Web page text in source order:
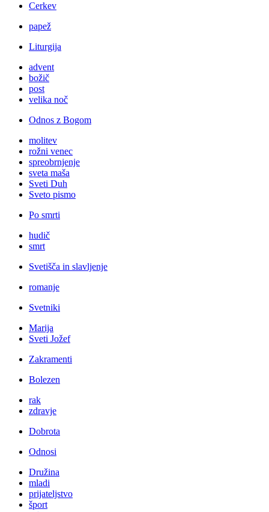
Cerkev
papež
Liturgija
advent
božič
post
velika noč
Odnos z Bogom
molitev
rožni venec
spreobrnjenje
sveta maša
Sveti Duh
Sveto pismo
Po smrti
hudič
smrt
Svetišča in slavljenje
romanje
Svetniki
Marija
Sveti Jožef
Zakramenti
Bolezen
rak
zdravje
Dobrota
Odnosi
Družina
mladi
prijateljstvo
šport